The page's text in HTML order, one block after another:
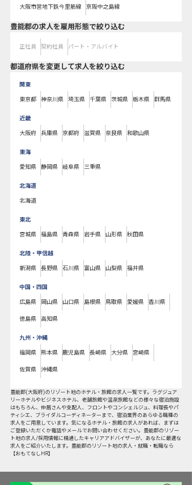
大阪市営地下鉄今里筋線 京阪中之島線
豊能郡の求人を雇用形態で絞り込む
正社員 契約社員 パート・アルバイト
都道府県を変更して求人を絞り込む
関東
東京都 神奈川県 埼玉県 千葉県 茨城県 栃木県 群馬県
近畿
大阪府 兵庫県 京都府 滋賀県 奈良県 和歌山県
東海
愛知県 静岡県 岐阜県 三重県
北海道
北海道
東北
宮城県 福島県 青森県 岩手県 山形県 秋田県
北陸・甲信越
新潟県 長野県 石川県 富山県 山梨県 福井県
中国・四国
広島県 岡山県 山口県 島根県 鳥取県 愛媛県 香川県
徳島県 高知県
九州・沖縄
福岡県 熊本県 鹿児島県 長崎県 大分県 宮崎県
佐賀県 沖縄県
豊能郡(大阪府)の リゾート地のホテル・旅館の求人一覧です。ラグジュア
リーホテルやビジネスホテル、老舗旅館や温泉旅館などの様々な宿泊施設
はもちろん、仲居さんや支配人、フロントやコンシェルジュ、料理長やパ
ティシエ、ブライダルコーディネーターまで、宿泊業界のあらゆる職種の
求人をご用意しています。気になるホテル・旅館の求人があれば、まずは
ご登録いただくか電話やメールでお問い合わせください。豊能郡のリゾー
ト地の求人/採用情報に精通したキャリアアドバイザーが、あなたに最適な
求人をご紹介いたします。豊能郡のリゾート地の求人・就職・転職なら
【おもてなしHR】